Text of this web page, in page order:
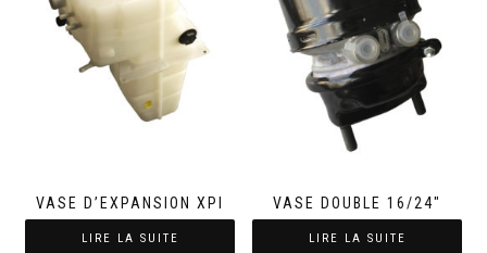
VASE D’EXPANSION XPI
LIRE LA SUITE
VASE DOUBLE 16/24″
LIRE LA SUITE